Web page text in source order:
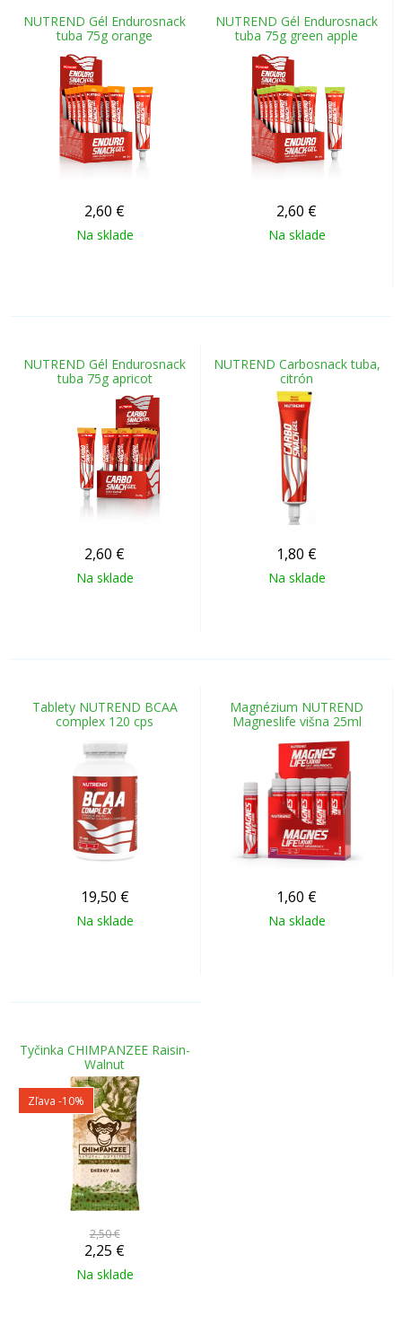
NUTREND Gél Endurosnack
tuba 75g orange
2,60 €
Na sklade
NUTREND Gél Endurosnack
tuba 75g green apple
2,60 €
Na sklade
NUTREND Gél Endurosnack
tuba 75g apricot
2,60 €
Na sklade
NUTREND Carbosnack tuba,
citrón
1,80 €
Na sklade
Tablety NUTREND BCAA
complex 120 cps
19,50 €
Na sklade
Magnézium NUTREND
Magneslife višna 25ml
1,60 €
Na sklade
Tyčinka CHIMPANZEE Raisin-
Walnut
Zľava -10%
2,50 €
2,25 €
Na sklade